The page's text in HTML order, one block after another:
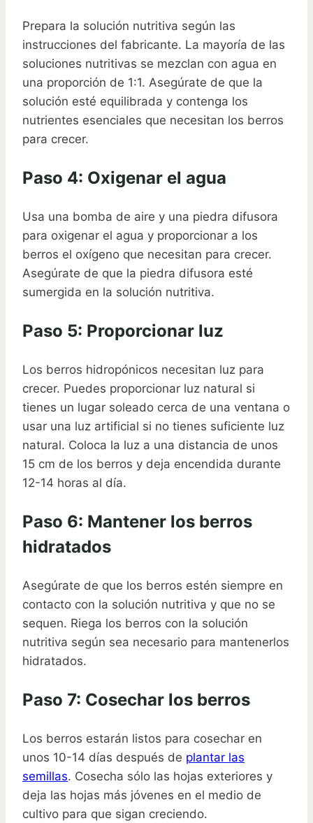
Prepara la solución nutritiva según las
instrucciones del fabricante. La mayoría de las
soluciones nutritivas se mezclan con agua en
una proporción de 1:1. Asegúrate de que la
solución esté equilibrada y contenga los
nutrientes esenciales que necesitan los berros
para crecer.
Paso 4: Oxigenar el agua
Usa una bomba de aire y una piedra difusora
para oxigenar el agua y proporcionar a los
berros el oxígeno que necesitan para crecer.
Asegúrate de que la piedra difusora esté
sumergida en la solución nutritiva.
Paso 5: Proporcionar luz
Los berros hidropónicos necesitan luz para
crecer. Puedes proporcionar luz natural si
tienes un lugar soleado cerca de una ventana o
usar una luz artificial si no tienes suficiente luz
natural. Coloca la luz a una distancia de unos
15 cm de los berros y deja encendida durante
12-14 horas al día.
Paso 6: Mantener los berros
hidratados
Asegúrate de que los berros estén siempre en
contacto con la solución nutritiva y que no se
sequen. Riega los berros con la solución
nutritiva según sea necesario para mantenerlos
hidratados.
Paso 7: Cosechar los berros
Los berros estarán listos para cosechar en
unos 10-14 días después de plantar las
semillas. Cosecha sólo las hojas exteriores y
deja las hojas más jóvenes en el medio de
cultivo para que sigan creciendo.